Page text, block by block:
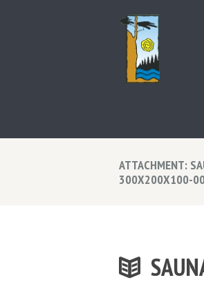
ATTACHMENT:
300X200X100-